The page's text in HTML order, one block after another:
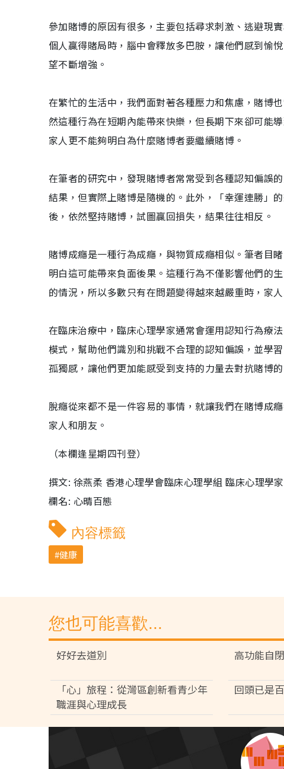
參加賭博的原因有很多，主要包括尋求刺激、逃避現
個人贏得賭局時，腦中會釋放多巴胺，讓他們感到愉
望不斷增強。
在繁忙的生活中，我們面對著各種壓力和焦慮，賭博
然這種行為在短期內能帶來快樂，但長期下來卻可能
家人更不能夠明白為什麼賭博者要繼續賭博。
在筆者的研究中，發現賭博者常常受到各種認知偏誤
結果，但實際上賭博是隨機的。此外，「幸運連勝」
後，依然堅持賭博，試圖贏回損失，結果往往相反。
賭博成癮是一種行為成癮，與物質成癮相似。筆者目
明白這可能帶來負面後果。這種行為不僅影響他們的
的情況，所以多數只有在問題變得越來越嚴重時，家
在臨床治療中，臨床心理學家通常會運用認知行為療
模式，幫助他們識別和挑戰不合理的認知偏誤，並學
孤獨感，讓他們更加能感受到支持的力量去對抗賭博的
脫癮從來都不是一件容易的事情，就讓我們在賭博成
家人和朋友。
（本欄逢星期四刊登）
撰文: 徐燕柔 香港心理學會臨床心理學組 臨床心理學家
欄名: 心晴百態
內容標籤
健康
您也可能喜歡...
好好去道別 高功能自
「心」旅程：從灣區創新看青少年
職涯與心理成長
回頭已是